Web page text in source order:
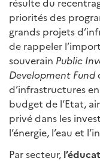
priorités des
grands projets
de rappeler
souverain Public
Development Fund
d’infrastructures
budget de l’Etat,
privé dans les
l’énergie, l’eau et
Par secteur,